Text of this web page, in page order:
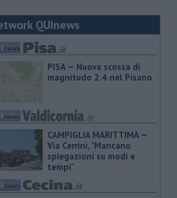
QUInews
PISA — Nuova scossa di
magnitudo 2.4 nel Pisano
CAMPIGLIA MARITTIMA —
Via Cerrini, "Mancano
spiegazioni su modi e
tempi"